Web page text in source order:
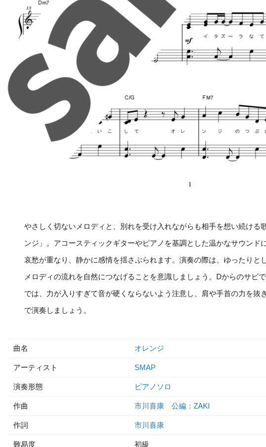
やさしく切ないメロディと、別れを受け入れながらも相手を想い続ける
ンジ」。アコースティックギターやピアノを基調とした温かなサウンド
哀愁が重なり、静かに感情を揺さぶられます。演奏の際は、ゆったりと
メロディの流れを自然につなげることを意識しましょう。Dからのサビ
では、力が入りすぎて音が硬くならないよう注意し、肩や手首の力を抜
で演奏しましょう。
曲名 オレンジ
アーティスト SMAP
演奏形態 ピアノソロ
作曲 市川喜康 公編：ZAKI
作詞 市川喜康
難易度 初級